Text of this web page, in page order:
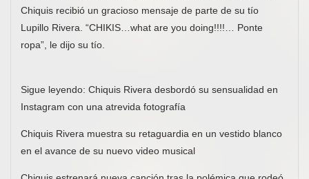
Chiquis recibió un gracioso mensaje de parte de su tío
Lupillo Rivera. “CHIKIS…what are you doing!!!!… Ponte
ropa”, le dijo su tío.
Sigue leyendo: Chiquis Rivera desbordó su sensualidad en
Instagram con una atrevida fotografía
Chiquis Rivera muestra su retaguardia en un vestido blanco
en el avance de su nuevo video musical